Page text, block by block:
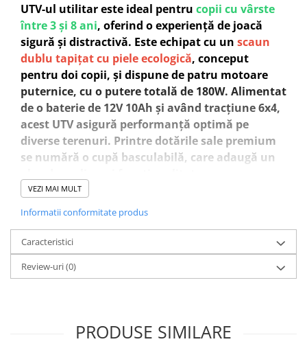
UTV-ul utilitar este ideal pentru copii cu vârste
între 3 și 8 ani, oferind o experiență de joacă
sigură și distractivă. Este echipat cu un scaun
dublu tapițat cu piele ecologică, conceput
pentru doi copii, și dispune de patru motoare
puternice, cu o putere totală de 180W. Alimentat
de o baterie de 12V 10Ah și având tracțiune 6x4,
acest UTV asigură performanță optimă pe
diverse terenuri. Printre dotările sale premium
se numără o cupă basculabilă, care adaugă un
VEZI MAI MULT
Informatii conformitate produs
Caracteristici
Review-uri(0)
PRODUSE SIMILARE